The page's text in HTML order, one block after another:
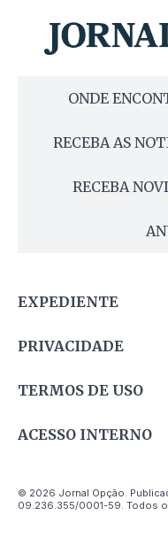
ONDE
RECEBA AS
RECEBA
EXPEDIENTE
PRIVACIDADE
TERMOS DE USO
ACESSO INTERNO
© 2026 Jornal Opção.
09.236.355/0001-59. Todos